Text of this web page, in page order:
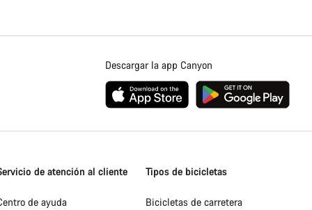
Descargar la app Canyon
de atención al cliente
de ayuda
Tipos de bicicletas
Bicicletas de carretera